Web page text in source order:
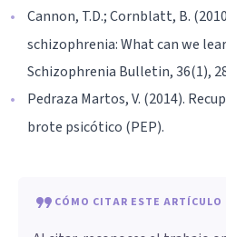
Cannon, T.D.; Cornblatt, B.
schizophrenia: What can we
Schizophrenia Bulletin, 36(1),
Pedraza Martos, V. (2014).
brote psicótico (PEP).
CÓMO CITAR ESTE ARTÍCULO